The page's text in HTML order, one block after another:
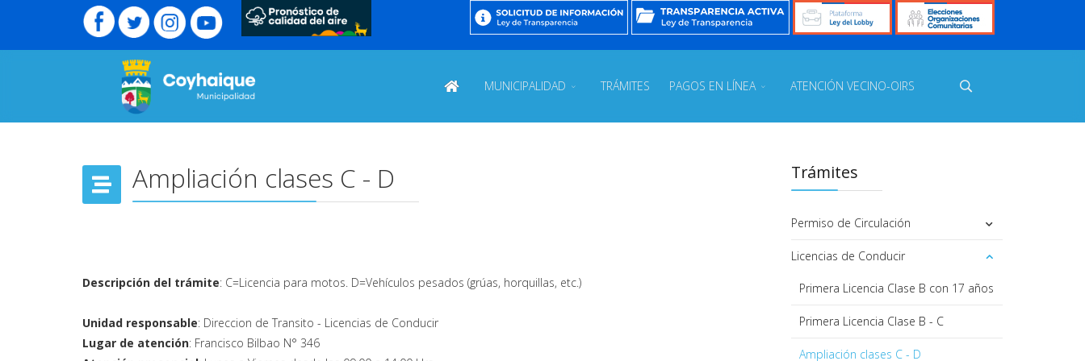
MUNICIPALIDAD TRÁMITES PAGOS EN LÍNEA ATENCIÓN VECINO-OIRS
Ampliación clases C - D
Descripción del trámite: C=Licencia para motos. D=Vehículos pesados (grúas, horquillas, etc.)
Unidad responsable: Direccion de Transito - Licencias de Conducir
Lugar de atención: Francisco Bilbao N° 346
Trámites
Permiso de Circulación
Licencias de Conducir
Primera Licencia Clase B con 17 años
Primera Licencia Clase B - C
Ampliación clases C - D